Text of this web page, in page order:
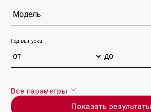
Год выпуска
Все параметры
Показать результаты